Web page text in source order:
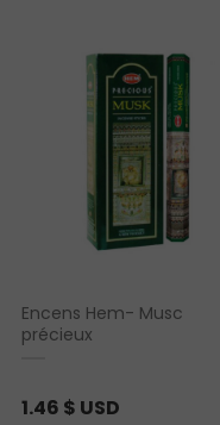
Encens Hem- Musc
précieux
1.46 $ USD